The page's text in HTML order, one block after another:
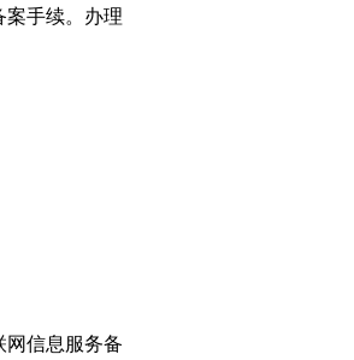
手续。办理
信息服务备